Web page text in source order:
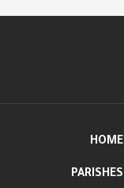
HOME
PARISHES